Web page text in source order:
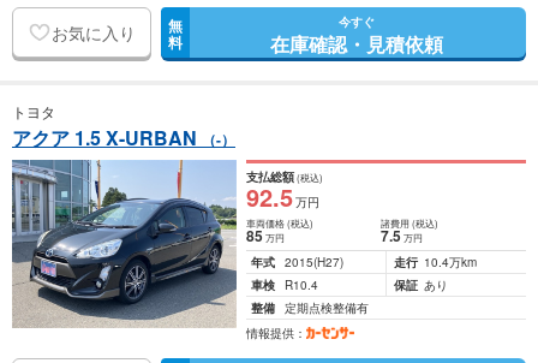
お気に入り 無
料
今すぐ
在庫確認・見積依頼
トヨタ
アクア 1.5 X-URBAN （-）
支払総額(税込)
92.5万円
車両価格(税込)
85万円
諸費用 (税込)
7.5 万円
年式 2015(H27) 走行 10.4万km
車検
R10.4 保証 あり
整備 定期点検整備有
情報提供：